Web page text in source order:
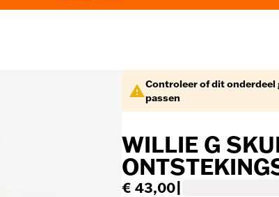
Controleer of dit onderdeel
passen
WILLIE G
€ 43,00